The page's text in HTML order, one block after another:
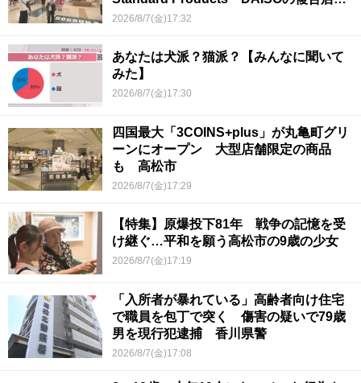
香川県初
2026/8/7(金)17:32
あなたは犬派？猫派？【みんなに聞いて
みた】
2026/8/7(金)17:30
四国最大「3COINS+plus」が丸亀町グリ
ーンにオープン 大型店舗限定の商品
も 高松市
2026/8/7(金)17:29
【特集】原爆投下81年 戦争の記憶を受
け継ぐ…平和を願う高松市の9歳の少女
2026/8/7(金)17:19
「入所者が暴れている」高齢者向け住宅
で職員を包丁で突く 傷害の疑いで79歳
男を現行犯逮捕 香川県警
2026/8/7(金)17:08